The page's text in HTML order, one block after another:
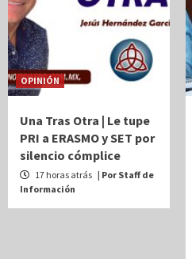
OPINIÓN
Una Tras Otra | Le tupe
PRI a ERASMO y SET por
silencio cómplice
17 horas atrás | Por Staff de
Información